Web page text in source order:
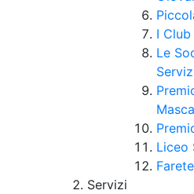
I Club
Le
Liceo
Farete
Servizi